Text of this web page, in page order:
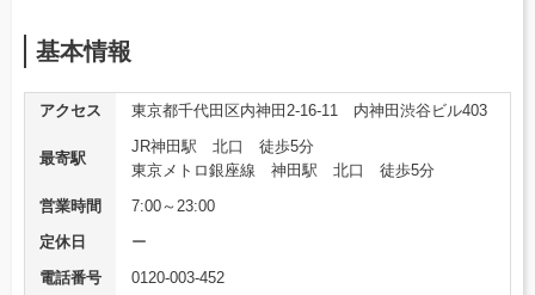
基本情報
アクセス 東京都千代田区内神田2-16-11 内神田渋谷ビル403
最寄駅
JR神田駅 北口 徒歩5分
東京メトロ銀座線 神田駅 北口 徒歩5分
営業時間
7:00～23:00
定休日
ー
電話番号
0120-003-452